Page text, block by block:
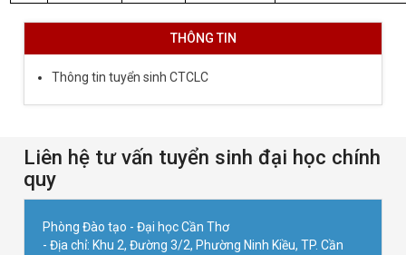
THÔNG TIN
Thông tin tuyển sinh CTCLC
Liên hệ tư vấn tuyển sinh đại học chính
quy
Phòng Đào tạo - Đại học Cần Thơ
- Địa chỉ: Khu 2, Đường 3/2, Phường Ninh Kiều, TP. Cần